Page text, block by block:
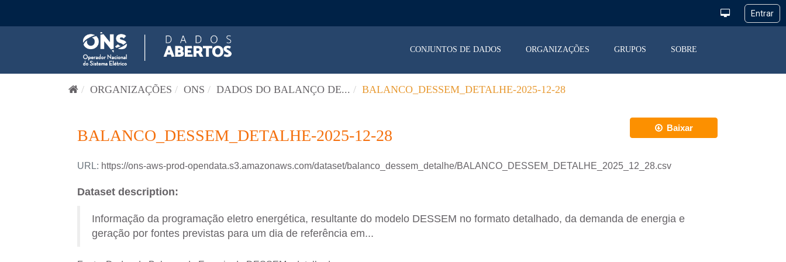
CONJUNTOS DE DADOS ORGANIZAÇÕES GRUPOS SOBRE
ORGANIZAÇÕES ONS DADOS DO BALANÇO DE... BALANCO_DESSEM_DETALHE-2025-12-28
Baixar
BALANCO_DESSEM_DETALHE-2025-12-28
URL: https://ons-aws-prod-opendata.s3.amazonaws.com/dataset/balanco_dessem_detalhe/BALANCO_DESSEM_DETALHE_2025_12_28.csv
Dataset description:
Informação da programação eletro energética, resultante do modelo DESSEM no formato detalhado, da demanda de energia e
geração por fontes previstas para um dia de referência em...